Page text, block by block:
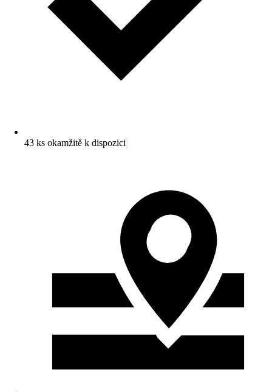
43 ks okamžitě k dispozici